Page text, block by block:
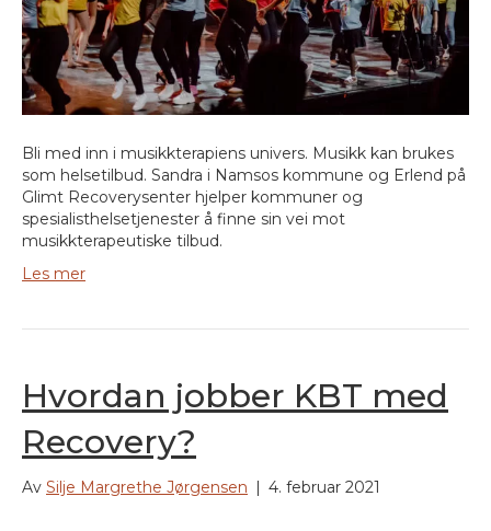
Bli med inn i musikkterapiens univers. Musikk kan brukes
som helsetilbud. Sandra i Namsos kommune og Erlend på
Glimt Recoverysenter hjelper kommuner og
spesialisthelsetjenester å finne sin vei mot
musikkterapeutiske tilbud.
Les mer
Hvordan jobber KBT med
Recovery?
Av Silje Margrethe Jørgensen | 4. februar 2021